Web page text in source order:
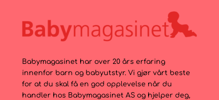
Babymagasinet har over 20 års erfaring
innenfor barn og babyutstyr. Vi gjør vårt beste
for at du skal få en god opplevelse når du
handler hos Babymagasinet AS og hjelper deg,